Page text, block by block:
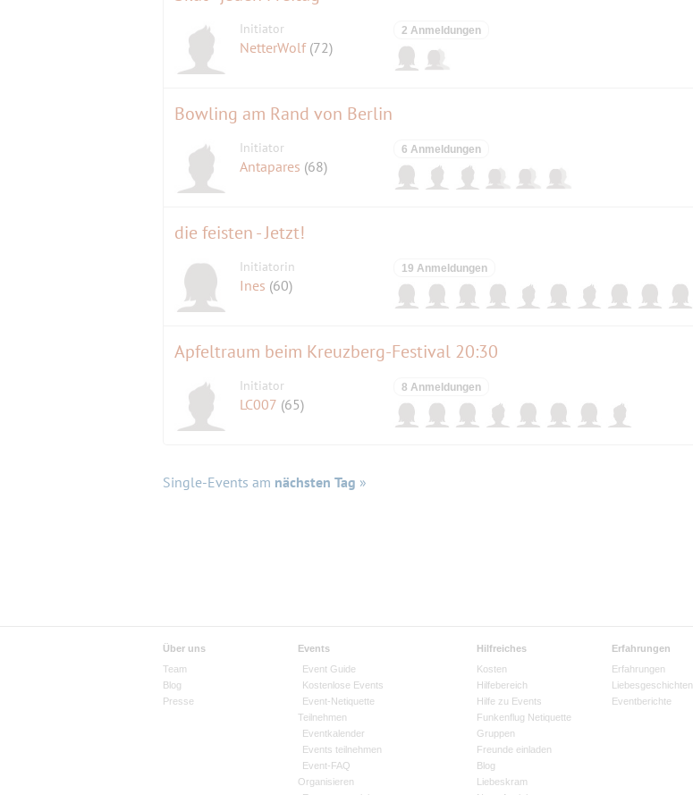
Initiator
NetterWolf (72)
2 Anmeldungen
Bowling am Rand von Berlin
Initiator
Antapares (68)
6 Anmeldungen
die feisten - Jetzt!
Initiatorin
Ines (60)
19 Anmeldungen
Apfeltraum beim Kreuzberg-Festival 20:30
Initiator
LC007 (65)
8 Anmeldungen
Single-Events am nächsten Tag »
Über uns
Team
Blog
Presse
Events
Event Guide
Kostenlose Events
Event-Netiquette
Teilnehmen
Eventkalender
Events teilnehmen
Event-FAQ
Organisieren
Hilfreiches
Kosten
Hilfebereich
Hilfe zu Events
Funkenflug Netiquette
Gruppen
Freunde einladen
Blog
Liebeskram
Erfahrungen
Erfahrungen
Liebesgeschichten
Eventberichte